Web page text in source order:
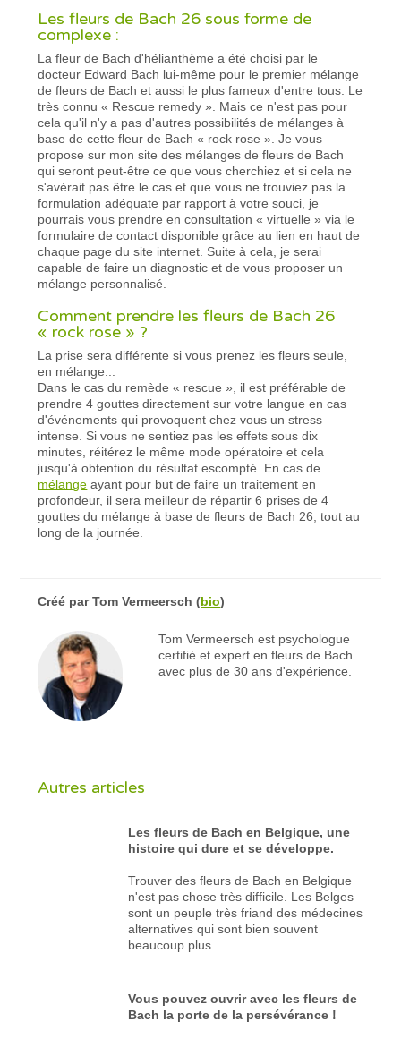
Les fleurs de Bach 26 sous forme de
complexe :
La fleur de Bach d'hélianthème a été choisi par le
docteur Edward Bach lui-même pour le premier mélange
de fleurs de Bach et aussi le plus fameux d'entre tous. Le
très connu « Rescue remedy ». Mais ce n'est pas pour
cela qu'il n'y a pas d'autres possibilités de mélanges à
base de cette fleur de Bach « rock rose ». Je vous
propose sur mon site des mélanges de fleurs de Bach
qui seront peut-être ce que vous cherchiez et si cela ne
s'avérait pas être le cas et que vous ne trouviez pas la
formulation adéquate par rapport à votre souci, je
pourrais vous prendre en consultation « virtuelle » via le
formulaire de contact disponible grâce au lien en haut de
chaque page du site internet. Suite à cela, je serai
capable de faire un diagnostic et de vous proposer un
mélange personnalisé.
Comment prendre les fleurs de Bach 26
« rock rose » ?
La prise sera différente si vous prenez les fleurs seule,
en mélange...
Dans le cas du remède « rescue », il est préférable de
prendre 4 gouttes directement sur votre langue en cas
d'événements qui provoquent chez vous un stress
intense. Si vous ne sentiez pas les effets sous dix
minutes, réitérez le même mode opératoire et cela
jusqu'à obtention du résultat escompté. En cas de
mélange ayant pour but de faire un traitement en
profondeur, il sera meilleur de répartir 6 prises de 4
gouttes du mélange à base de fleurs de Bach 26, tout au
long de la journée.
Créé parTom Vermeersch (bio)
Tom Vermeersch est psychologue
certifié et expert en fleurs de Bach
avec plus de 30 ans d'expérience.
Autres articles
Les fleurs de Bach en Belgique, une
histoire qui dure et se développe.
Trouver des fleurs de Bach en Belgique
n'est pas chose très difficile. Les Belges
sont un peuple très friand des médecines
alternatives qui sont bien souvent
beaucoup plus.....
Vous pouvez ouvrir avec les fleurs de
Bach la porte de la persévérance !